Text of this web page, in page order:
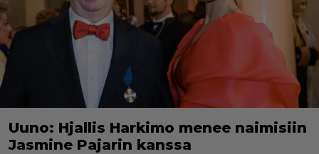
Uuno: Hjallis Harkimo menee naimisiin
Jasmine Pajarin kanssa